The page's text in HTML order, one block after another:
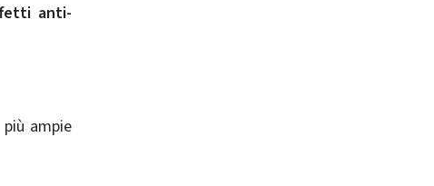
anti-
ampie